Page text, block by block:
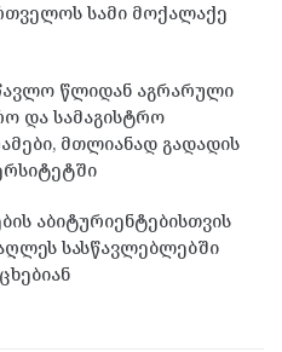
სამი მოქალაქე
წლიდან აგრარული
და სამაგისტრო
მთლიანად გადადის
აბიტურიენტებისთვის
სასწავლებლებში